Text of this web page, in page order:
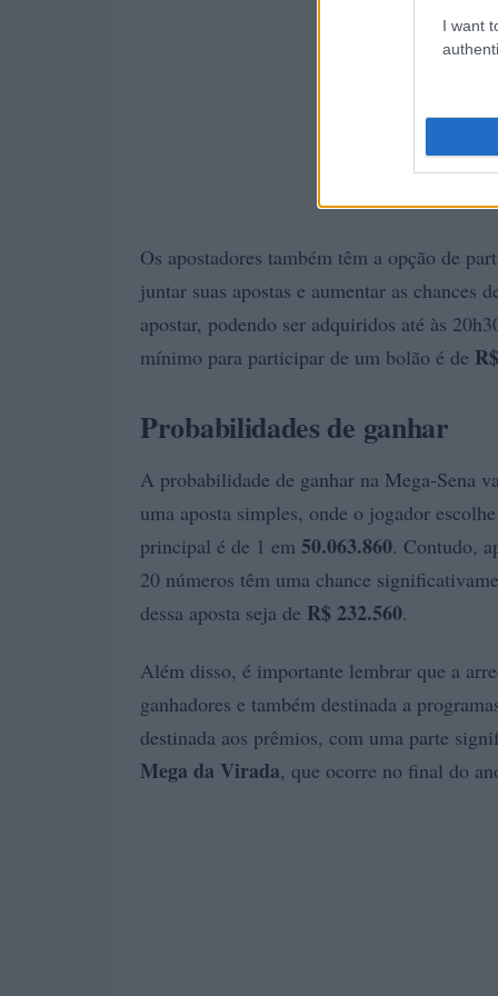
I want
Os apostadores também têm a opção de
juntar suas apostas e aumentar as chances
apostar, podendo ser adquiridos até às
mínimo para participar de um bolão é de
Probabilidades de ganhar
A probabilidade de ganhar na Mega-Sena
uma aposta simples, onde o jogador
principal é de 1 em 50.063.860. Contudo,
20 números têm uma chance
dessa aposta seja de R$ 232.560.
Além disso, é importante lembrar que a
ganhadores e também destinada a
destinada aos prêmios, com uma parte
Mega da Virada, que ocorre no final do